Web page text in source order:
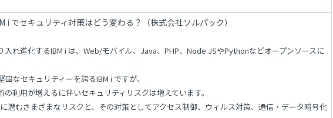
i でセキュリティ対策はどう変わる？（株式会社ソルパック）
入れ進化するIBM i は、Web/モバイル、Java、PHP、Node.JSやPythonなどオープンソースに
なセキュリティーを誇るIBM i ですが、
利用が増えるに伴いセキュリティリスクは増えています。
潜むさまざまなリスクと、その対策としてアクセス制御、ウィルス対策、通信・データ暗号化